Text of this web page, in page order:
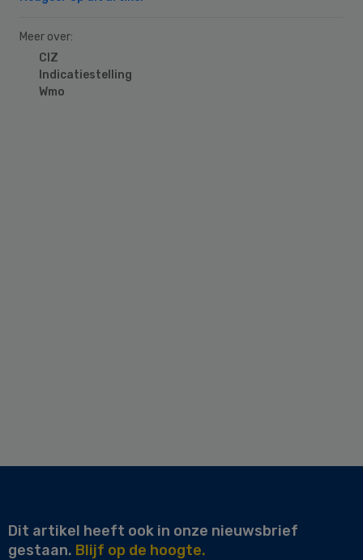
Meer over:
CIZ
Indicatiestelling
Wmo
Dit artikel heeft ook in onze nieuwsbrief
gestaan. Blijf op de hoogte.